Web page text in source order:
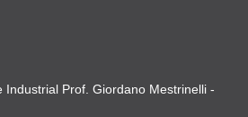
Industrial Prof. Giordano Mestrinelli -